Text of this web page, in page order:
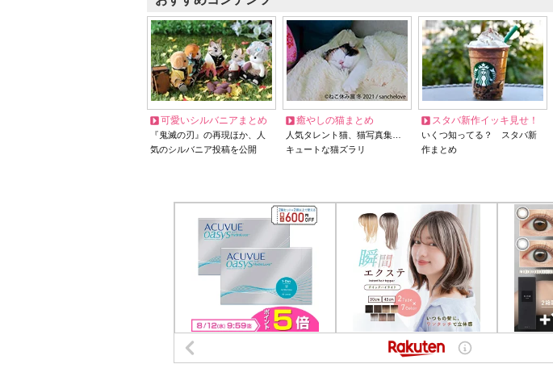
可愛いシルバニアまとめ
『鬼滅の刃』の再現ほか、人
気のシルバニア投稿を公開
癒やしの猫まとめ
人気タレント猫、猫写真集…
キュートな猫ズラリ
スタバ新作イッキ見せ！
いくつ知ってる？ スタバ新
作まとめ